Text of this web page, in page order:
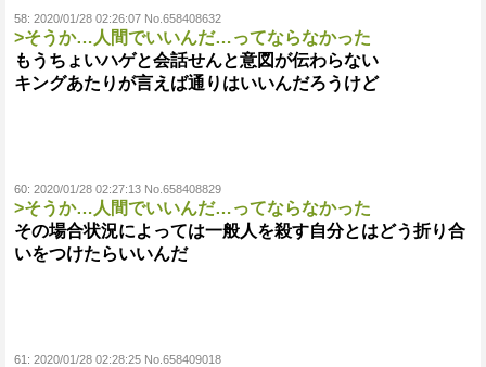
58: 2020/01/28 02:26:07 No.658408632
>そうか…人間でいいんだ…ってならなかった
もうちょいハゲと会話せんと意図が伝わらない
キングあたりが言えば通りはいいんだろうけど
60: 2020/01/28 02:27:13 No.658408829
>そうか…人間でいいんだ…ってならなかった
その場合状況によっては一般人を殺す自分とはどう折り合
いをつけたらいいんだ
61: 2020/01/28 02:28:25 No.658409018